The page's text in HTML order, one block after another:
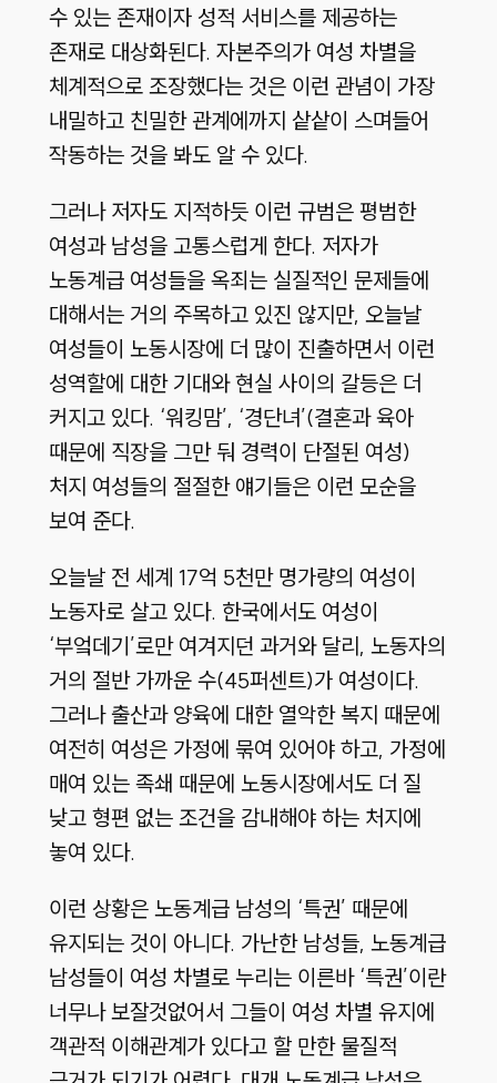
수 있는 존재이자 성적 서비스를 제공하는
존재로 대상화된다. 자본주의가 여성 차별을
체계적으로 조장했다는 것은 이런 관념이 가장
내밀하고 친밀한 관계에까지 샅샅이 스며들어
작동하는 것을 봐도 알 수 있다.
그러나 저자도 지적하듯 이런 규범은 평범한
여성과 남성을 고통스럽게 한다. 저자가
노동계급 여성들을 옥죄는 실질적인 문제들에
대해서는 거의 주목하고 있진 않지만, 오늘날
여성들이 노동시장에 더 많이 진출하면서 이런
성역할에 대한 기대와 현실 사이의 갈등은 더
커지고 있다. ‘워킹맘’, ‘경단녀’(결혼과 육아
때문에 직장을 그만 둬 경력이 단절된 여성)
처지 여성들의 절절한 얘기들은 이런 모순을
보여 준다.
오늘날 전 세계 17억 5천만 명가량의 여성이
노동자로 살고 있다. 한국에서도 여성이
‘부엌데기’로만 여겨지던 과거와 달리, 노동자의
거의 절반 가까운 수(45퍼센트)가 여성이다.
그러나 출산과 양육에 대한 열악한 복지 때문에
여전히 여성은 가정에 묶여 있어야 하고, 가정에
매여 있는 족쇄 때문에 노동시장에서도 더 질
낮고 형편 없는 조건을 감내해야 하는 처지에
놓여 있다.
이런 상황은 노동계급 남성의 ‘특권’ 때문에
유지되는 것이 아니다. 가난한 남성들, 노동계급
남성들이 여성 차별로 누리는 이른바 ‘특권’이란
너무나 보잘것없어서 그들이 여성 차별 유지에
객관적 이해관계가 있다고 할 만한 물질적